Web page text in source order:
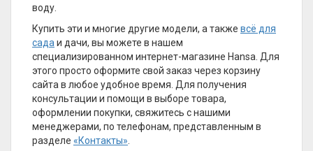
воду.
Купить эти и многие другие модели, а также всё для
сада и дачи, вы можете в нашем
специализированном интернет-магазине Hansa. Для
этого просто оформите свой заказ через корзину
сайта в любое удобное время. Для получения
консультации и помощи в выборе товара,
оформлении покупки, свяжитесь с нашими
менеджерами, по телефонам, представленным в
разделе «Контакты»